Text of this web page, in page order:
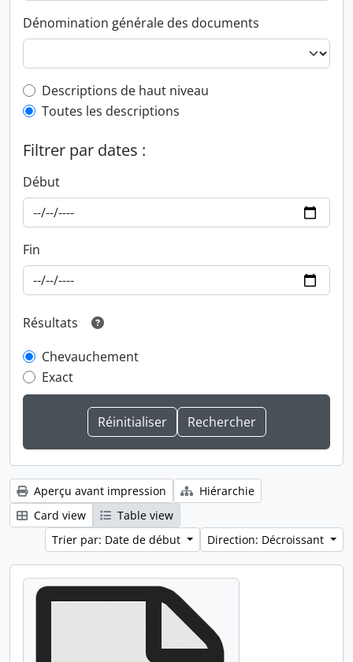
Dénomination générale des documents
Top-level description filter
Descriptions de haut niveau
Toutes les descriptions
Filtrer par dates :
Début
Fin
Résultats
Chevauchement
Exact
Aperçu avant impression
Hiérarchie
Card view
Table view
Trier par: Date de début
Direction: Décroissant